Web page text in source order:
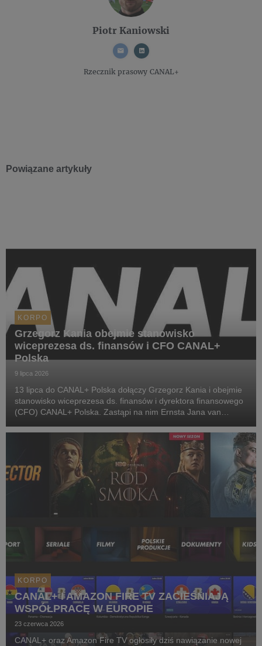
Piotr Kaniowski
Rzecznik prasowyCANAL+
Powiązane artykuły
KORPO
Grzegorz Kania obejmie stanowisko
wiceprezesa ds. finansów i CFO CANAL+
Polska
9 lipca 2026
13 lipca do CANAL+ Polska dołączy Grzegorz Kania i obejmie
stanowisko wiceprezesa ds. finansów i dyrektora finansowego
(CFO) CANAL+ Polska. Zastąpi na nim Ernsta Jana van
KORPO
CANAL+ I AMAZON FIRE TV ZACIEŚNIAJĄ
WSPÓŁPRACĘ W EUROPIE
23 czerwca 2026
CANAL+ oraz Amazon Fire TV ogłosiły dziś nawiązanie nowej